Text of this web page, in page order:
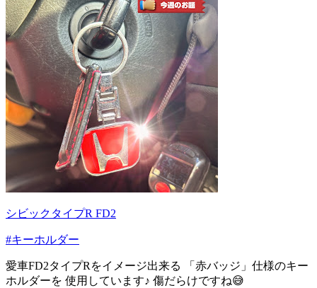
シビックタイプR FD2
#キーホルダー
愛車FD2タイプRをイメージ出来る 「赤バッジ」仕様のキー
ホルダーを 使用しています♪ 傷だらけですね😅